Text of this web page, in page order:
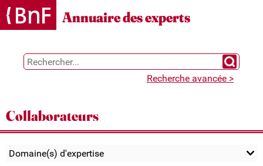
Gestion des cookies
Annuaire des experts
Chercher
Recherche avancée >
Collaborateurs
Domaine(s) d'expertise